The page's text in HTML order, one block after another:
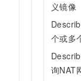
义镜像
个或多
询NAT